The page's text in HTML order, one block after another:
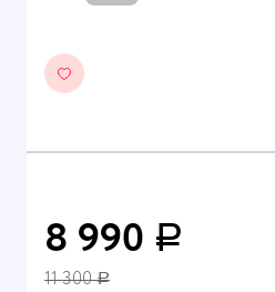
8 990 Р
11 300Р